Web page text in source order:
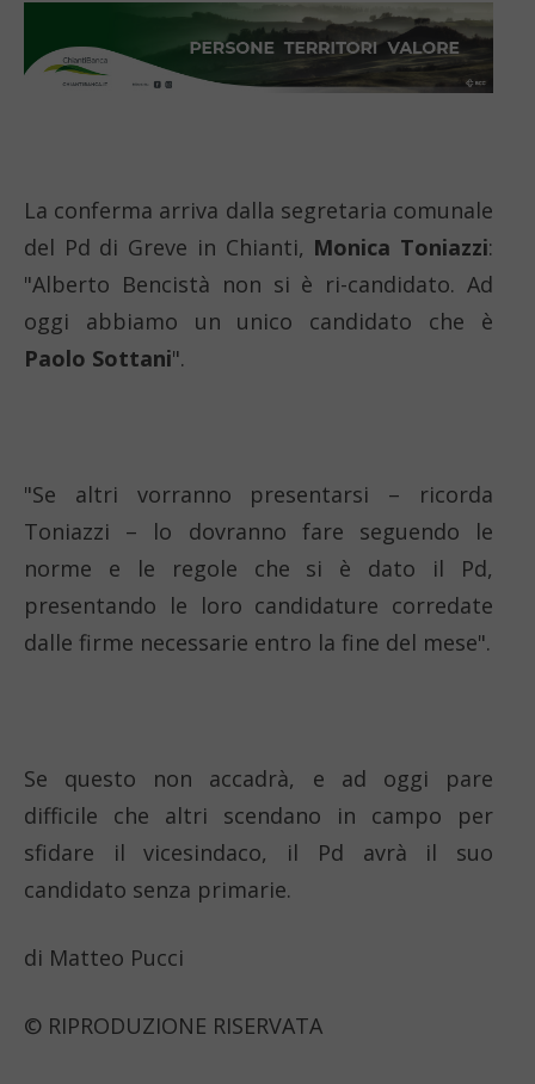
La conferma arriva dalla segretaria comunale
del Pd di Greve in Chianti, Monica Toniazzi:
"Alberto Bencistà non si è ri-candidato. Ad
oggi abbiamo un unico candidato che è
Paolo Sottani".
"Se altri vorranno presentarsi – ricorda
Toniazzi – lo dovranno fare seguendo le
norme e le regole che si è dato il Pd,
presentando le loro candidature corredate
dalle firme necessarie entro la fine del mese".
Se questo non accadrà, e ad oggi pare
difficile che altri scendano in campo per
sfidare il vicesindaco, il Pd avrà il suo
candidato senza primarie.
di Matteo Pucci
© RIPRODUZIONE RISERVATA